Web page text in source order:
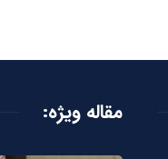
مقاله ویژه: